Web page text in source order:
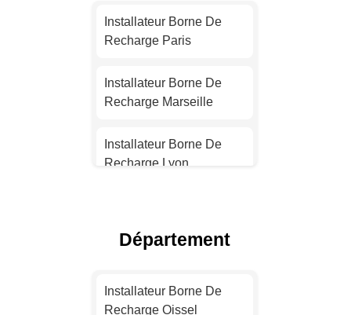
Installateur Borne De
Recharge Paris
Installateur Borne De
Recharge Marseille
Installateur Borne De
Recharge Lyon
Recharge Nice
Département
Installateur Borne De
Recharge Oissel